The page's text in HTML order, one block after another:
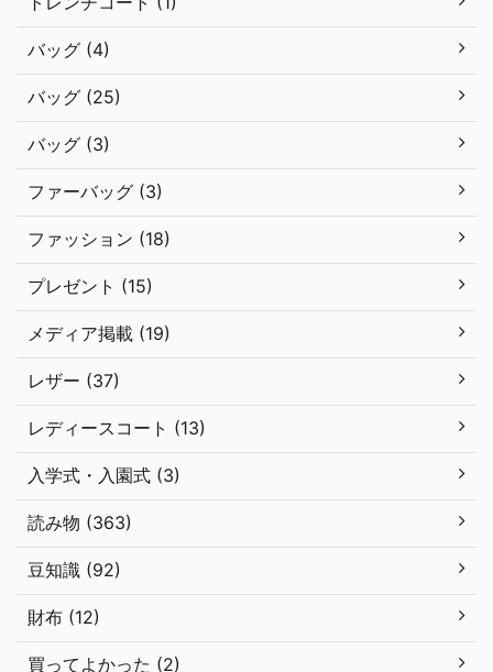
バッグ (4)
バッグ (25)
バッグ (3)
ファーバッグ (3)
ファッション (18)
プレゼント (15)
メディア掲載 (19)
レザー (37)
レディースコート (13)
入学式・入園式 (3)
読み物 (363)
豆知識 (92)
財布 (12)
買ってよかった (2)